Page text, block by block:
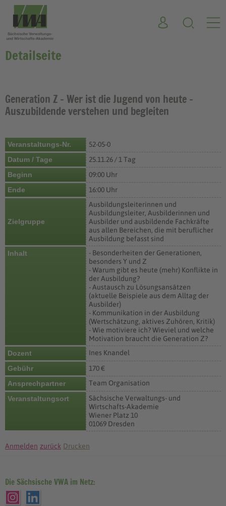
Detailseite
Generation Z – Wer ist die Jugend von heute –
Auszubildende verstehen und begleiten
Veranstaltungs-Nr.
52-05-0
Datum / Tage
25.11.26 / 1 Tag
Beginn
09:00 Uhr
Ende
16:00 Uhr
Zielgruppe
Ausbildungsleiterinnen und
Ausbildungsleiter, Ausbilderinnen und
Ausbilder und ausbildende Fachkräfte
aus allen Bereichen, die mit beruflicher
Ausbildung befasst sind
Inhalt
- Besonderheiten der Generationen,
besonders Y und Z
- Warum gibt es heute (mehr) Konflikte in
der Ausbildung?
- Austausch zu Lösungsansätzen
(aktuelle Beispiele aus dem Alltag der
Ausbilder)
- Kommunikation in der Ausbildung
(Wertschätzung, aktives Zuhören, Kritik)
- Wie motiviere ich? Wieviel und welche
Motivation braucht die Generation Z?
Dozent
Ines Knandel
Gebühr
170 €
Ansprechpartner
Team Organisation
Veranstaltungsort
Sächsische Verwaltungs- und
Wirtschafts-Akademie
Wiener Platz 10
01069 Dresden
Anmelden zurück Drucken
Die Sächsische VWA im Netz: